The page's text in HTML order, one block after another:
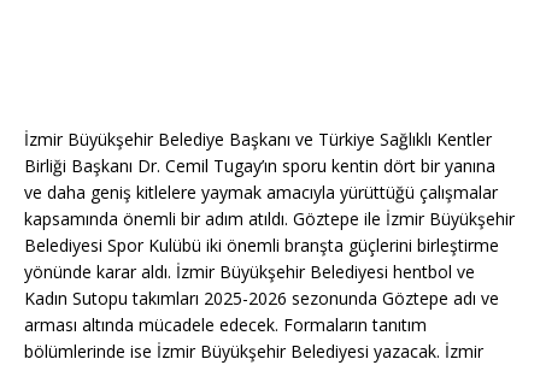
İzmir Büyükşehir Belediye Başkanı ve Türkiye Sağlıklı Kentler
Birliği Başkanı Dr. Cemil Tugay’ın sporu kentin dört bir yanına
ve daha geniş kitlelere yaymak amacıyla yürüttüğü çalışmalar
kapsamında önemli bir adım atıldı. Göztepe ile İzmir Büyükşehir
Belediyesi Spor Kulübü iki önemli branşta güçlerini birleştirme
yönünde karar aldı. İzmir Büyükşehir Belediyesi hentbol ve
Kadın Sutopu takımları 2025-2026 sezonunda Göztepe adı ve
arması altında mücadele edecek. Formaların tanıtım
bölümlerinde ise İzmir Büyükşehir Belediyesi yazacak. İzmir